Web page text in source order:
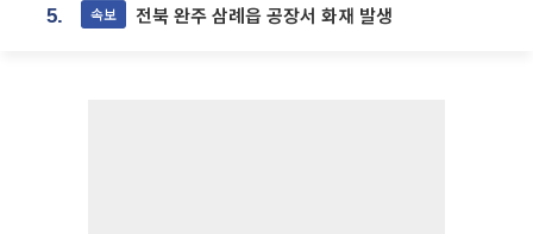
5. 속보 전북 완주 삼례읍 공장서 화재 발생